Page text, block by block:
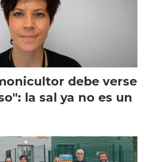
debe verse
la sal ya no es un